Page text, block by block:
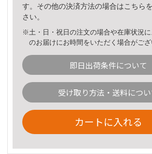
す。その他の決済方法の場合はこちら
さい。
※土・日・祝日の注文の場合や在庫状況
のお届けにお時間をいただく場合がござ
即日出荷条件について
受け取り方法・送料につ
カートに入れる